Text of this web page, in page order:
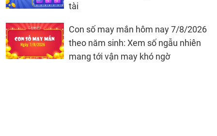
tài
Con số may mắn hôm nay 7/8/2026
theo năm sinh: Xem số ngẫu nhiên
mang tới vận may khó ngờ